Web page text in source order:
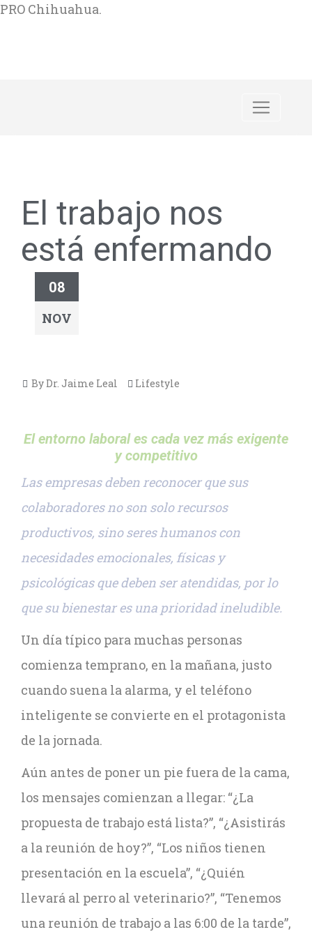
PRO Chihuahua.
El trabajo nos
está enfermando
08
NOV
By Dr. Jaime Leal Lifestyle
El entorno laboral es cada vez más exigente
y competitivo
Las empresas deben reconocer que sus
colaboradores no son solo recursos
productivos, sino seres humanos con
necesidades emocionales, físicas y
psicológicas que deben ser atendidas, por lo
que su bienestar es una prioridad ineludible.
Un día típico para muchas personas
comienza temprano, en la mañana, justo
cuando suena la alarma, y el teléfono
inteligente se convierte en el protagonista
de la jornada.
Aún antes de poner un pie fuera de la cama,
los mensajes comienzan a llegar: “¿La
propuesta de trabajo está lista?”, “¿Asistirás
a la reunión de hoy?”, “Los niños tienen
presentación en la escuela”, “¿Quién
llevará al perro al veterinario?”, “Tenemos
una reunión de trabajo a las 6:00 de la tarde”,